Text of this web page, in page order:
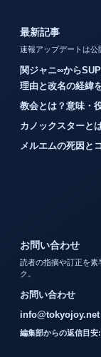
最新記事
速報アップデートは公
関ジャニ∞から
理由と改名の経緯
教会とは？意味・
カノックスターと
メルエムの死因と
お問い合わせ
読者の指摘や訂正を素
ク。
お問い合わせ
info@tokyojoy.net
編集部からの返信目安